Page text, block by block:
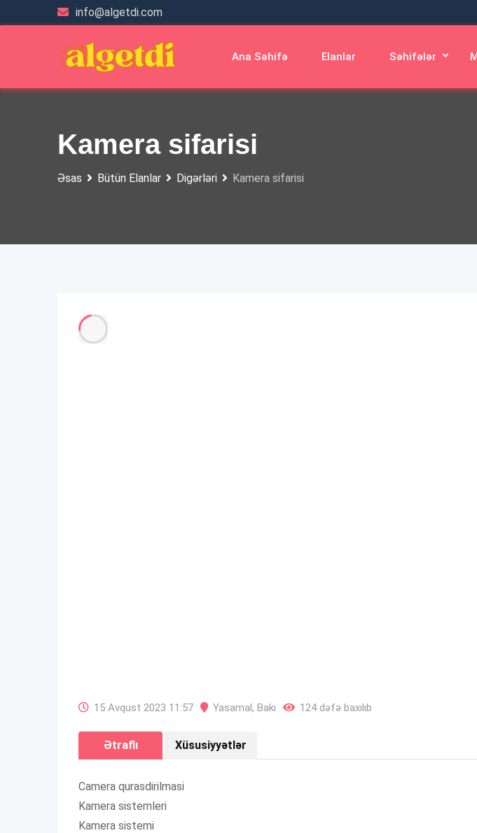
to
info@algetdi.com
Ana Səhifə Elanlar Səhifələr
Kamera sifarisi
Əsas Bütün Elanlar Digərləri Kamera sifarisi
15 Avqust 2023 11:57 Yasamal, Bakı 124 dəfə baxılıb
Ətraflı Xüsusiyyətlər
Camera qurasdirilmasi
Kamera sistemleri
Kamera sistemi